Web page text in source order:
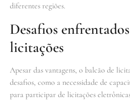
diferentes regiões.
Desafios
licitações
Apesar das vantagens, o balcão de
desafios, como a necessidade de
para participar de licitações